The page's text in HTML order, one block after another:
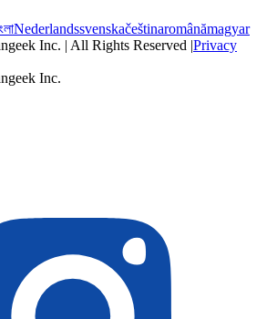
Nederlandssvenskačeštinaromânămagyar
Inc. | All Rights Reserved |Privacy
Inc.